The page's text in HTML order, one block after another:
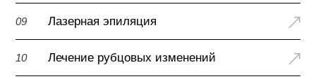
09 Лазерная эпиляция
10 Лечение рубцовых изменений